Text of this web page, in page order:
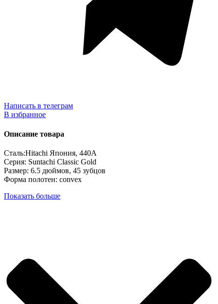
Написать в телеграм
В избранное
Описание товара
Сталь:Hitachi Япония, 440А
Серия: Suntachi Classic Gold
Размер: 6.5 дюймов, 45 зубцов
Форма полотен: convex
Показать больше